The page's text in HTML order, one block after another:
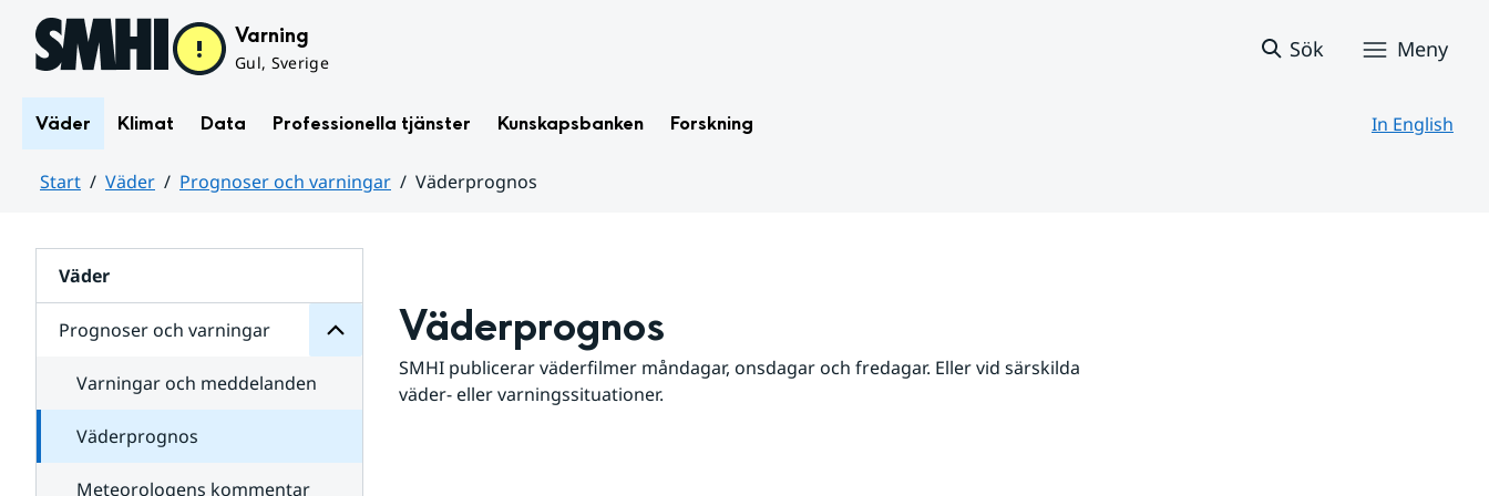
Hoppa till sidans innehåll Varning
Gul, Sverige
Sök Meny
Väder Klimat Data Professionella tjänster Kunskapsbanken Forskning In English
Start Väder Prognoser och varningar
Väderprognos
Väder
Prognoser och varningar
för
varningar
Varningar och meddelanden
Väderprognos
Meteorologens kommentar
Väderprognos
SMHI publicerar väderfilmer måndagar, onsdagar och fredagar. Eller vid särskilda
väder- eller varningssituationer.